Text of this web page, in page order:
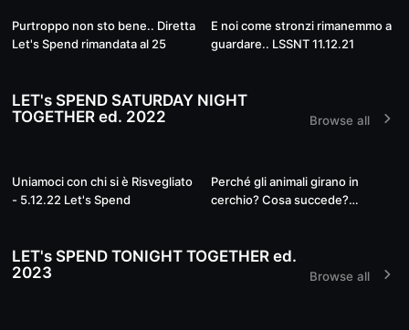
Live
Purtroppo non sto bene.. Diretta
Let's Spend rimandata al 25
Live
E noi come stronzi rimanemmo a
guardare.. LSSNT 11.12.21
LET's SPEND SATURDAY NIGHT
TOGETHER ed. 2022
Browse all
Live
Uniamoci con chi si è Risvegliato
- 5.12.22 Let's Spend
Perché gli animali girano in
cerchio? Cosa succede?
LET's SPEND TONIGHT TOGETHER ed.
2023
Browse all